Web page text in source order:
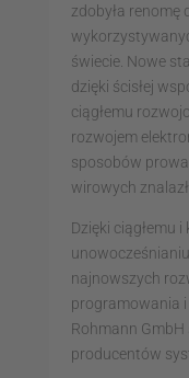
zdobyła
świecie. Nowe
dzięki ścisłej
ciągłemu
rozwojem
sposobów
wirowych
Dzięki ciągłemu
najnowszych
programowania i
Rohmann GmbH
producentów